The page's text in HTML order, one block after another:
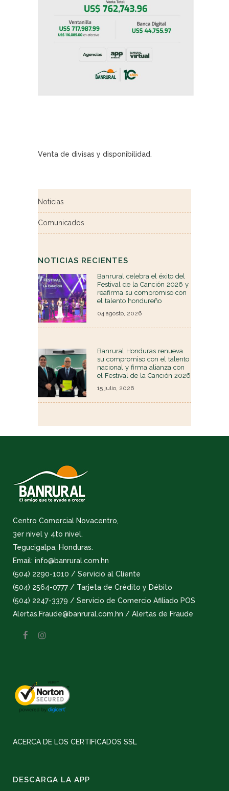
Venta de divisas y disponibilidad.
Noticias
Comunicados
NOTICIAS RECIENTES
Banrural celebra el éxito del
Festival de la Canción 2026 y
reafirma su compromiso con
el talento hondureño
04 agosto, 2026
Banrural Honduras renueva
su compromiso con el talento
nacional y firma alianza con
el Festival de la Canción 2026
15 julio, 2026
Centro Comercial Novacentro,
3er nivel y 4to nivel.
Tegucigalpa, Honduras.
Email: info@banrural.com.hn
(504) 2290-1010 / Servicio al Cliente
(504) 2564-0777 / Tarjeta de Crédito y Débito
(504) 2247-3379 / Servicio de Comercio Afiliado POS
Alertas.Fraude@banrural.com.hn / Alertas de Fraude
ACERCA DE LOS CERTIFICADOS SSL
DESCARGA LA APP